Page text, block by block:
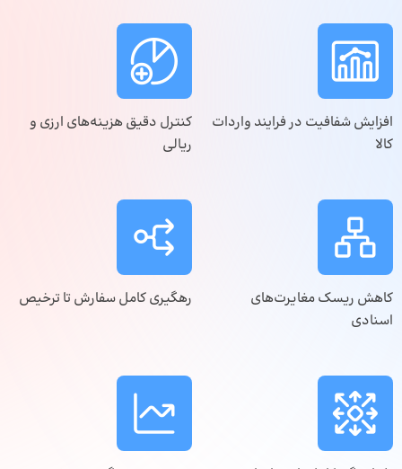
افزایش شفافیت در فرایند واردات
کالا
کنترل دقیق هزینه‌های ارزی و
ریالی
کاهش ریسک مغایرت‌های
اسنادی
رهگیری کامل سفارش تا ترخیص